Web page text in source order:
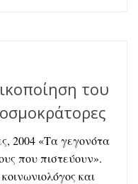
του
2004 «Τα γεγονότα
που πιστεύουν».
και